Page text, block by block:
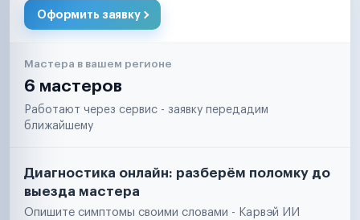
Оформить заявку
Мастера в вашем регионе
6 мастеров
Работают через сервис - заявку передадим
ближайшему
Диагностика онлайн: разберём поломку до
выезда мастера
Опишите симптомы своими словами - Карвэй ИИ